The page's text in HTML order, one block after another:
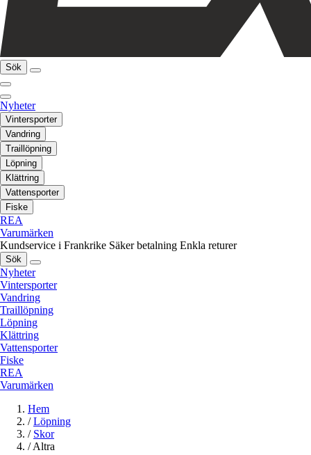
Sök
Nyheter
Vintersporter
Vandring
Traillöpning
Löpning
Klättring
Vattensporter
Fiske
REA
Varumärken
Kundservice i Frankrike Säker betalning Enkla returer
Sök
Nyheter
Vintersporter
Vandring
Traillöpning
Löpning
Klättring
Vattensporter
Fiske
REA
Varumärken
Hem
/ Löpning
/ Skor
/ Altra